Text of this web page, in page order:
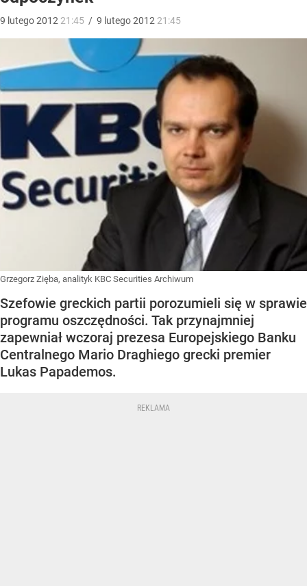
9 lutego2012 21:45 / 9 lutego2012 21:45
Grzegorz Zięba, analityk KBC Securities Archiwum
Szefowie greckich partii porozumieli się w sprawie
programu oszczędności. Tak przynajmniej
zapewniał wczoraj prezesa Europejskiego Banku
Centralnego Mario Draghiego grecki premier
Lukas Papademos.